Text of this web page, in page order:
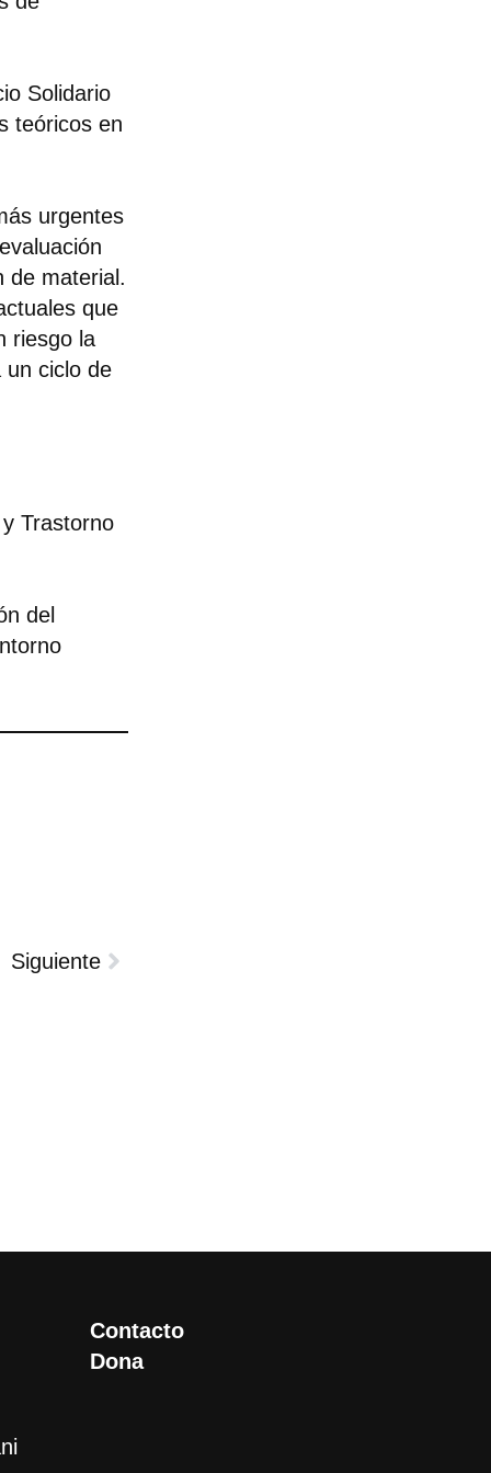
Solidario
teóricos en
urgentes
de material.
que
riesgo la
un ciclo de
Trastorno
del
Siguiente
Contacto
Dona